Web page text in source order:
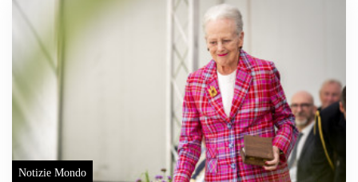
Notizie Mondo